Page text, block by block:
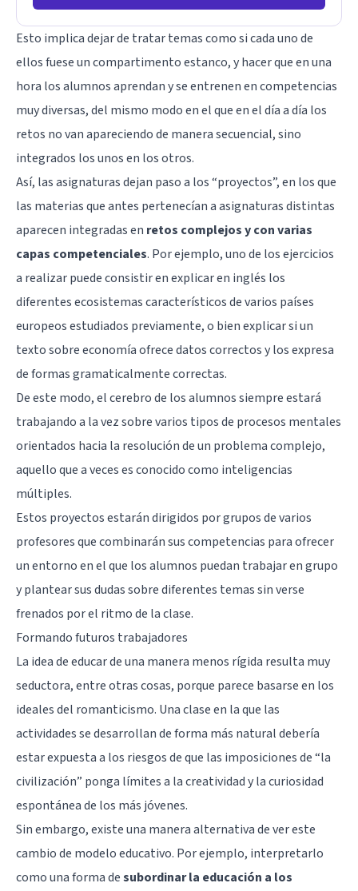
Esto implica dejar de tratar temas como si cada uno de
ellos fuese un compartimento estanco, y hacer que en una
hora los alumnos aprendan y se entrenen en competencias
muy diversas, del mismo modo en el que en el día a día los
retos no van apareciendo de manera secuencial, sino
integrados los unos en los otros.
Así, las asignaturas dejan paso a los “proyectos”, en los que
las materias que antes pertenecían a asignaturas distintas
aparecen integradas en retos complejos y con varias
capas competenciales. Por ejemplo, uno de los ejercicios
a realizar puede consistir en explicar en inglés los
diferentes ecosistemas característicos de varios países
europeos estudiados previamente, o bien explicar si un
texto sobre economía ofrece datos correctos y los expresa
de formas gramaticalmente correctas.
De este modo, el cerebro de los alumnos siempre estará
trabajando a la vez sobre varios tipos de procesos mentales
orientados hacia la resolución de un problema complejo,
aquello que a veces es conocido como inteligencias
múltiples.
Estos proyectos estarán dirigidos por grupos de varios
profesores que combinarán sus competencias para ofrecer
un entorno en el que los alumnos puedan trabajar en grupo
y plantear sus dudas sobre diferentes temas sin verse
frenados por el ritmo de la clase.
Formando futuros trabajadores
La idea de educar de una manera menos rígida resulta muy
seductora, entre otras cosas, porque parece basarse en los
ideales del romanticismo. Una clase en la que las
actividades se desarrollan de forma más natural debería
estar expuesta a los riesgos de que las imposiciones de “la
civilización” ponga límites a la creatividad y la curiosidad
espontánea de los más jóvenes.
Sin embargo, existe una manera alternativa de ver este
cambio de modelo educativo. Por ejemplo, interpretarlo
como una forma desubordinar la educación a los